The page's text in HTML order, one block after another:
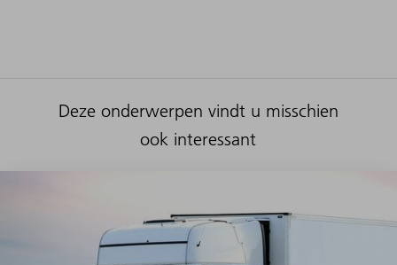
Deze onderwerpen vindt u misschien
ook interessant